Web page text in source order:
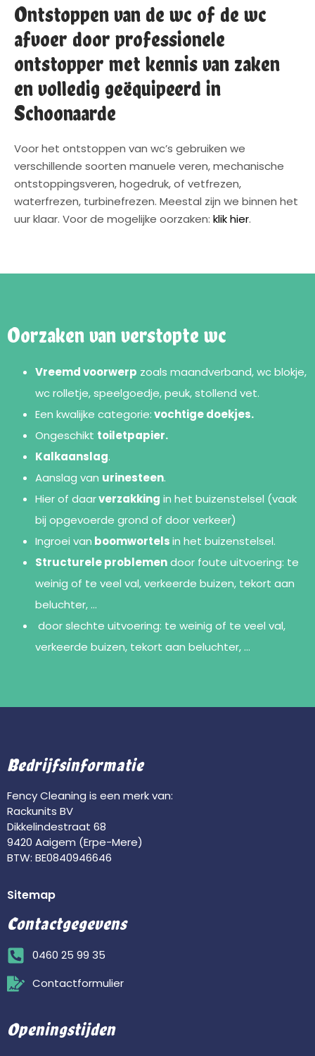
Ontstoppen van de wc of de wc
afvoer door professionele
ontstopper met kennis van zaken
en volledig geëquipeerd in
Schoonaarde
Voor het ontstoppen van wc’s gebruiken we
verschillende soorten manuele veren, mechanische
ontstoppingsveren, hogedruk, of vetfrezen,
waterfrezen, turbinefrezen. Meestal zijn we binnen het
uur klaar. Voor de mogelijke oorzaken: klik hier.
Oorzaken van verstopte wc
Vreemd voorwerp zoals maandverband, wc blokje,
wc rolletje, speelgoedje, peuk, stollend vet.
Een kwalijke categorie:vochtige doekjes.
Ongeschikt toiletpapier.
Kalkaanslag.
Aanslag van urinesteen.
Hier of daarverzakking in het buizenstelsel (vaak
bij opgevoerde grond of door verkeer)
Ingroei van boomwortelsin het buizenstelsel.
Structurele problemendoor foute uitvoering: te
weinig of te veel val, verkeerde buizen, tekort aan
beluchter, …
door slechte uitvoering: te weinig of te veel val,
verkeerde buizen, tekort aan beluchter, …
Bedrijfsinformatie
Fency Cleaning is een merk van:
Rackunits BV
Dikkelindestraat 68
9420 Aaigem (Erpe-Mere)
BTW: BE0840946646
Sitemap
Contactgegevens
0460 25 99 35
Contactformulier
Openingstijden